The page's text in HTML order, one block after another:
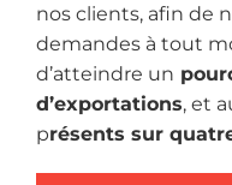
nos clients, afin de
demandes à tout
d’atteindre un
d’exportations, et
présents sur